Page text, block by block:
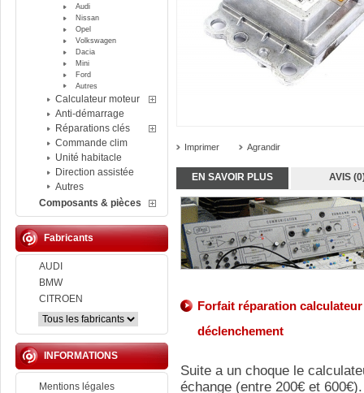
Audi
Nissan
Opel
Volkswagen
Dacia
Mini
Ford
Autres
Calculateur moteur
Anti-démarrage
Réparations clés
Commande clim
Unité habitacle
Direction assistée
Autres
Composants & pièces
Fabricants
AUDI
BMW
CITROEN
INFORMATIONS
Mentions légales
Imprimer Agrandir
EN SAVOIR PLUS AVIS
Forfait réparation
déclenchement
Suite a un choque le
échange (entre 200€ et 600€).